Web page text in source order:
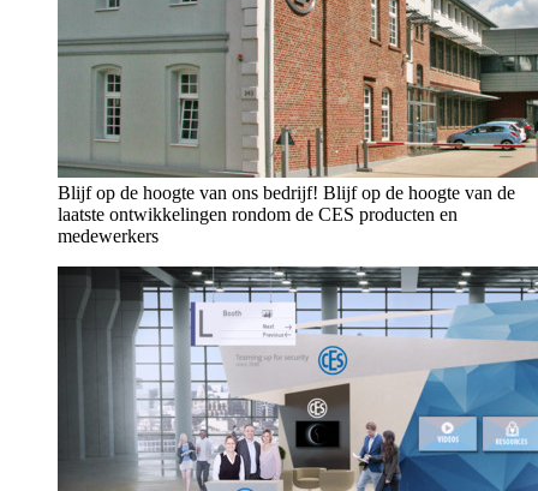
Blijf op de hoogte van ons bedrijf! Blijf op de hoogte van de
laatste ontwikkelingen rondom de CES producten en
medewerkers